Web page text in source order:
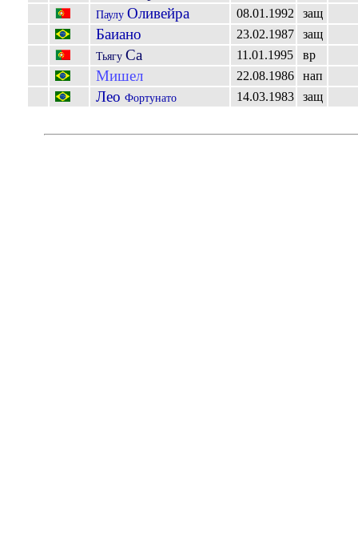
ПаулуОливейра 08.01.1992 защ
Баиано 23.02.1987 защ
ТьягуСа 11.01.1995 вр
Мишел 22.08.1986 нап
ЛеоФортунато 14.03.1983 защ